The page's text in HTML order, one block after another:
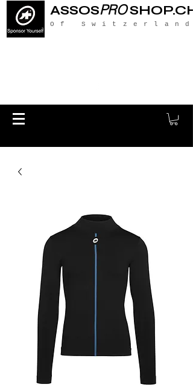
ASSOSPROSHOP.CH
Of Switzerland